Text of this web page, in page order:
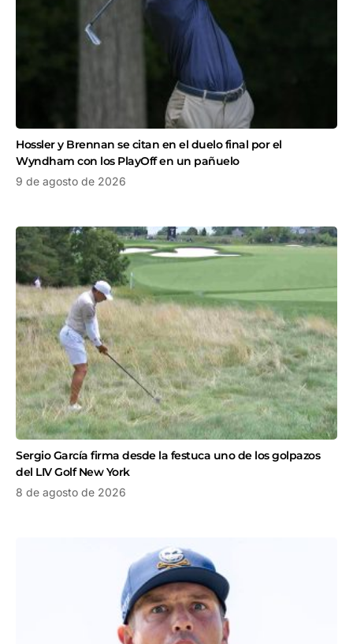
Hossler y Brennan se citan en el duelo final por el
Wyndham con los PlayOff en un pañuelo
9 de agosto de 2026
Sergio García firma desde la festuca uno de los golpazos
del LIV Golf New York
8 de agosto de 2026